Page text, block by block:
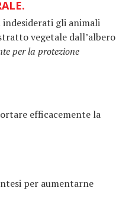
gli animali
vegetale dall’albero
per la protezione
efficacemente la
per aumentarne